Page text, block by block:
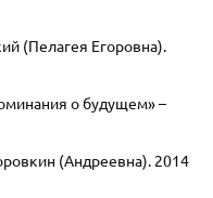
(Пелагея Егоровна).
о будущем» –
(Андреевна). 2014